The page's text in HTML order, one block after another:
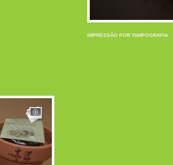
IMPRESSÃO POR TAMPOGRAFIA